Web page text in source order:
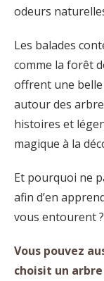
odeurs
Les balades
comme la forêt
offrent une belle
autour des
histoires et
magique à la
Et pourquoi ne
afin d’en
vous entourent ?
Vous pouvez
choisit un